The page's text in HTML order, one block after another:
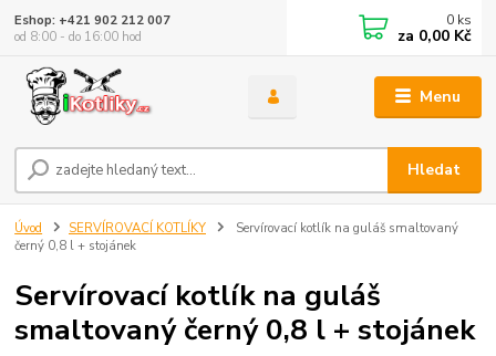
Menu
Hledat
Eshop: +421 902 212 007
od 8:00 - do 16:00 hod
0 ks
za 0,00 Kč
Úvod SERVÍROVACÍ KOTLÍKY
Servírovací kotlík na guláš smaltovaný
černý 0,8 l + stojánek
Servírovací kotlík na guláš
smaltovaný černý 0,8 l + stojánek